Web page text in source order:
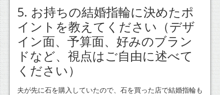
5. お持ちの結婚指輪に決めたポ
イントを教えてください（デザ
イン面、予算面、好みのブラン
ドなど、視点はご自由に述べて
ください）
夫が先に石を購入していたので、石を買った店で結婚指輪も